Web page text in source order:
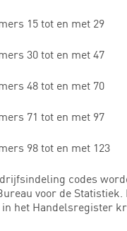
15 tot en met 29
30 tot en met 47
48 tot en met 70
71 tot en met 97
98 tot en met 123
codes
voor de
het Handelsregister